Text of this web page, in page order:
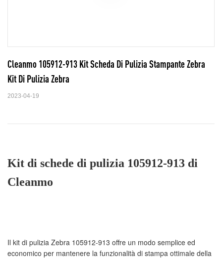
Cleanmo 105912-913 Kit Scheda Di Pulizia Stampante Zebra
Kit Di Pulizia Zebra
2023-04-19
Kit di schede di pulizia 105912-913 di
Il kit di pulizia Zebra 105912-913 offre un modo semplice ed
economico per mantenere la funzionalità di stampa ottimale della